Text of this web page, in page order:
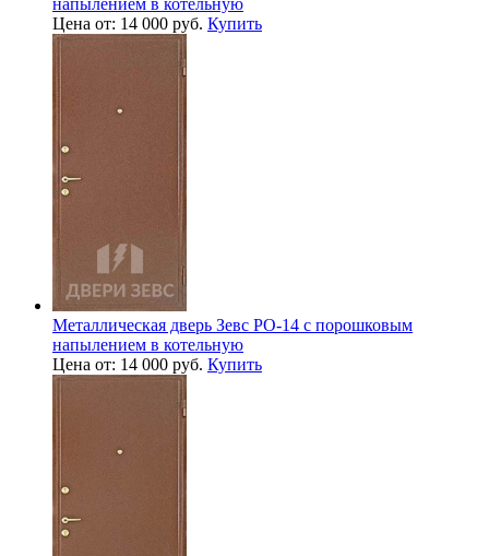
напылением в котельную
Цена от: 14 000 руб. Купить
Металлическая дверь Зевс PO-14 с порошковым
напылением в котельную
Цена от: 14 000 руб. Купить